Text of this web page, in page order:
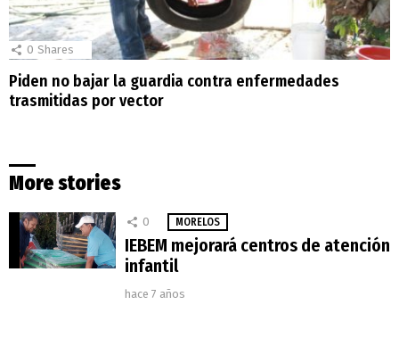
0 Shares
Piden no bajar la guardia contra enfermedades
trasmitidas por vector
More stories
0 MORELOS
IEBEM mejorará centros de atención
infantil
hace 7 años